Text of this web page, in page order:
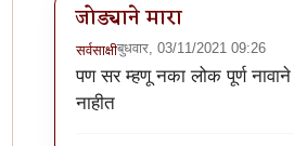
जोड्याने मारा
सर्वसाक्षीबुधवार, 03/11/2021 09:26
In reply toअस्सल मोहाची
पण सर म्हणू नका लोक पूर्ण
नाहीत